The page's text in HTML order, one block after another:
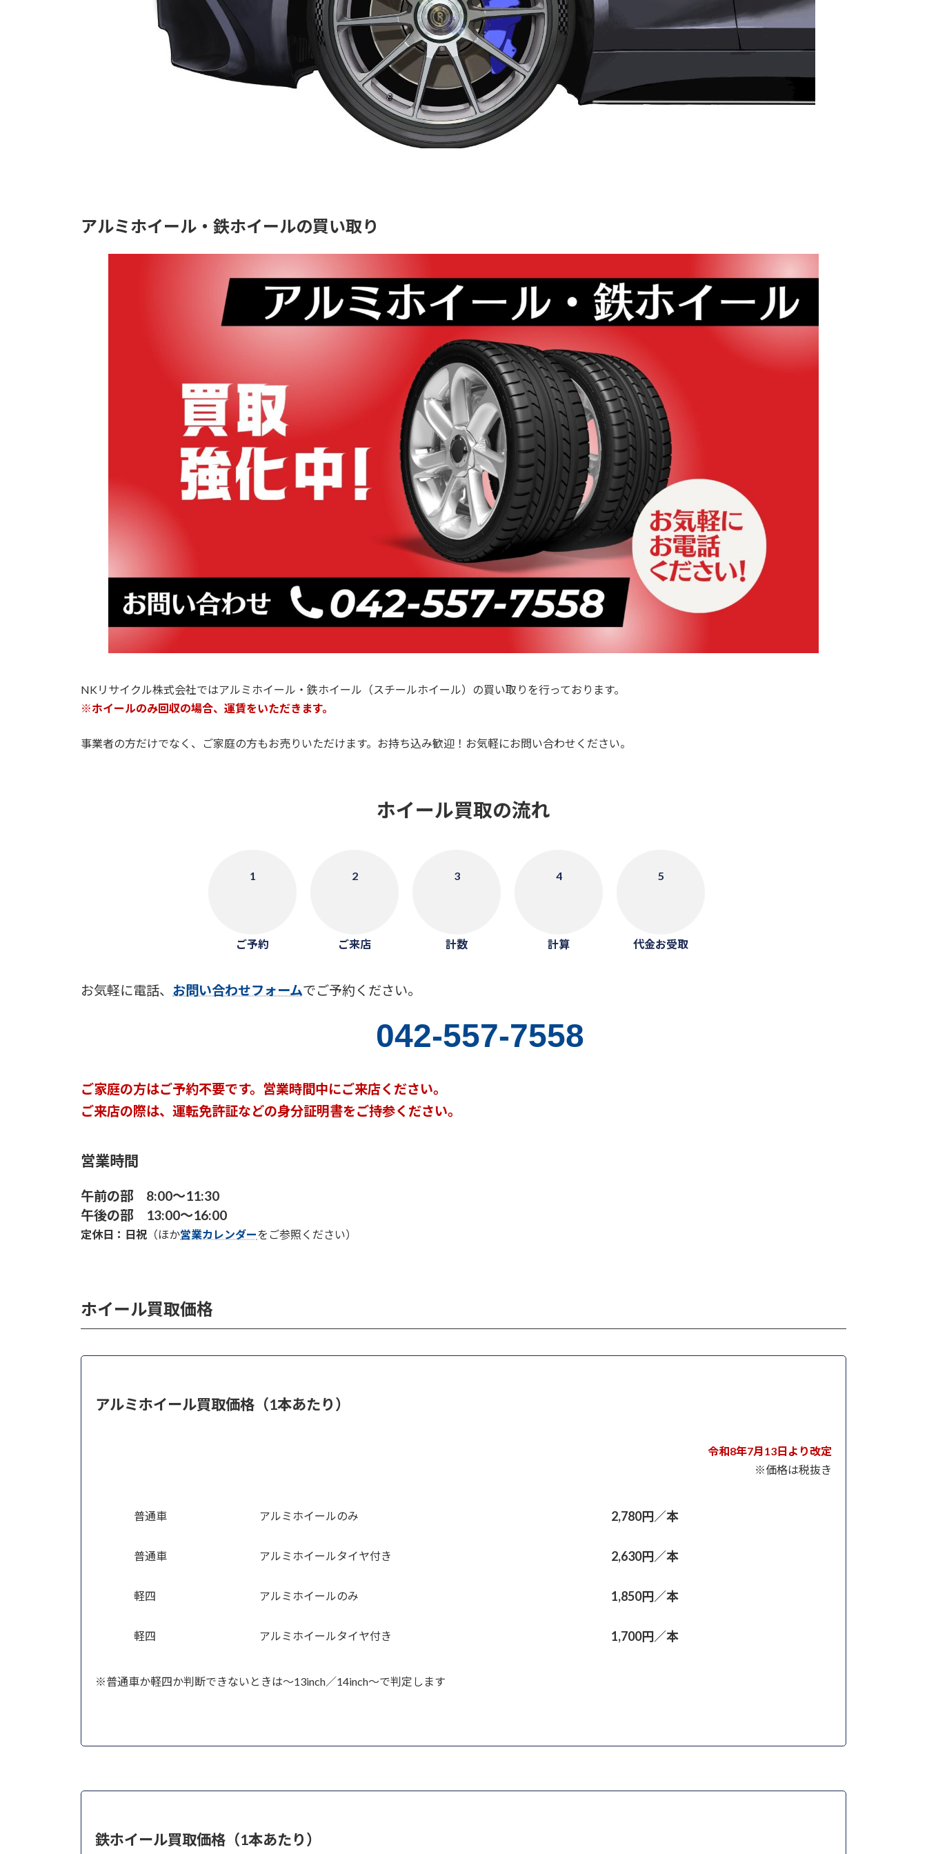
アルミホイール・鉄ホイールの買い取り
NKリサイクル株式会社ではアルミホイール・鉄ホイール（スチールホイール）の買い取りを行っております。
※ホイールのみ回収の場合、運賃をいただきます。
事業者の方だけでなく、ご家庭の方もお売りいただけます。お持ち込み歓迎！お気軽にお問い合わせください。
ホイール買取の流れ
1
ご予約
2
ご来店
3
計数
4
計算
5
代金お受取
お気軽に電話、 お問い合わせフォームでご予約ください。
042-557-7558
ご家庭の方はご予約不要です。営業時間中にご来店ください。
ご来店の際は、運転免許証などの身分証明書をご持参ください。
営業時間
午前の部 8:00～11:30
午後の部 13:00～16:00
定休日：日祝 （ほか営業カレンダーをご参照ください）
ホイール買取価格
アルミホイール買取価格（1本あたり）
令和8年7月13日より改定
※価格は税抜き
普通車 アルミホイールのみ 2,780円／本
普通車 アルミホイールタイヤ付き 2,630円／本
軽四 アルミホイールのみ 1,850円／本
軽四 アルミホイールタイヤ付き 1,700円／本
※普通車か軽四か判断できないときは～13inch／14inch～で判定します
鉄ホイール買取価格（1本あたり）